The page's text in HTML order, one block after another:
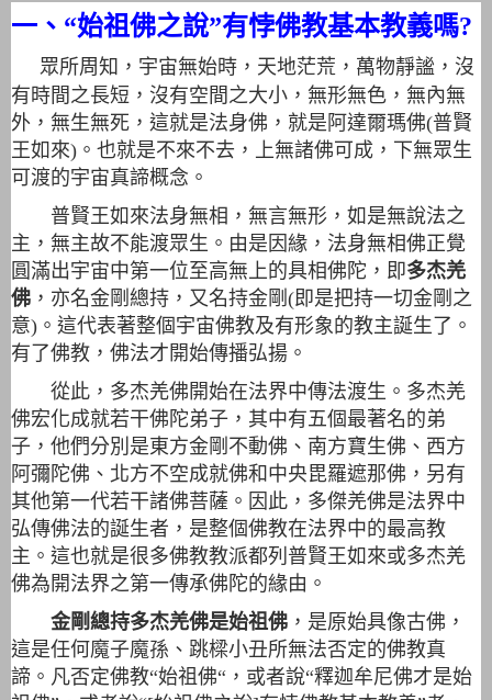
一、“始祖佛之說”有悖佛教基本教義嗎?
眾所周知，宇宙無始時，天地茫荒，萬物靜謐，沒
有時間之長短，沒有空間之大小，無形無色，無內無
外，無生無死，這就是法身佛，就是阿達爾瑪佛(普賢
王如來)。 也就是不來不去，上無諸佛可成，下無眾生
可渡的宇宙真諦概念。
普賢王如來法身無相，無言無形，如是無說法之
主，無主故不能渡眾生。由是因緣，法身無相佛正覺
圓滿出宇宙中第一位至高無上的具相佛陀，即多杰羌
佛 ，亦名金剛總持，又名持金剛(即是把持一切金剛之
意)。這代表著整個宇宙佛教及有形象的教主誕生了。
有了佛教，佛法才開始傳播弘揚。
從此，多杰羌佛開始在法界中傳法渡生。多杰羌
佛宏化成就若干佛陀弟子，其中有五個最著名的弟
子，他們分別是東方金剛不動佛、南方寶生佛、西方
阿彌陀佛、北方不空成就佛和中央毘羅遮那佛，另有
其他第一代若干諸佛菩薩。因此，多傑羌佛是法界中
弘傳佛法的誕生者，是整個佛教在法界中的最高教
主。這也就是很多佛教教派都列普賢王如來或多杰羌
佛為開法界之第一傳承佛陀的緣由。
金剛總持多杰羌佛是始祖佛 ，是原始具像古佛，
這是任何魔子魔孫、跳樑小丑所無法否定的佛教真
諦。凡否定佛教“始祖佛“，或者說“釋迦牟尼佛才是始